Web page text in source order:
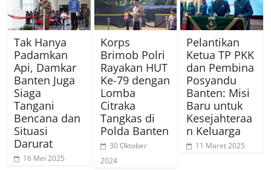
Tak Hanya
Padamkan
Api, Damkar
Banten Juga
Siaga
Tangani
Bencana dan
Situasi
Darurat
16 Mei 2025
Korps
Brimob Polri
Rayakan HUT
Ke-79 dengan
Lomba
Citraka
Tangkas di
Polda Banten
30 Oktober
2024
Pelantikan
Ketua TP PKK
dan Pembina
Posyandu
Banten: Misi
Baru untuk
Kesejahteraa
n Keluarga
11 Maret 2025